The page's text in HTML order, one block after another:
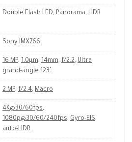
Double Flash LED, Panorama, HDR
Sony IMX766
16 MP, 1.0µm, 14mm, f/2.2, Ultra
grand-angle 123˚
2 MP, f/2.4, Macro
4K@30/60fps,
1080p@30/60/240fps, Gyro-EIS,
auto-HDR